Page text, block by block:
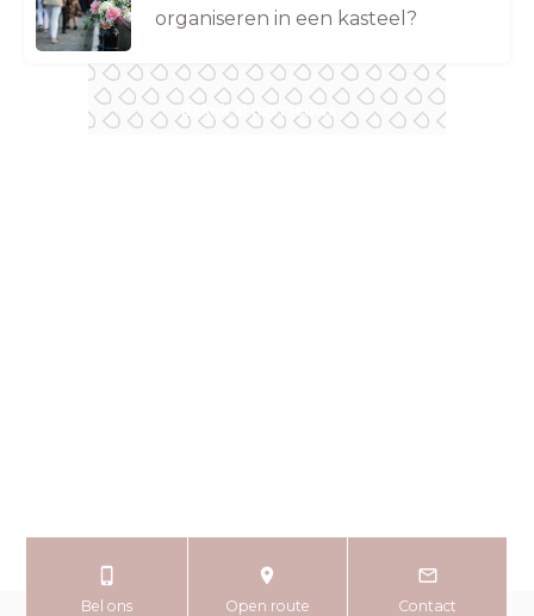
Bekijk al het nieuws
organiseren in een kasteel?
Bel ons Open route Contact